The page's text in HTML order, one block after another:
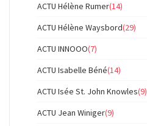
ACTU Hélène Rumer(14)
ACTU Hélène Waysbord(29)
ACTU INNOOO(7)
ACTU Isabelle Béné(14)
ACTU Isée St. John Knowles(9)
ACTU Jean Winiger(9)